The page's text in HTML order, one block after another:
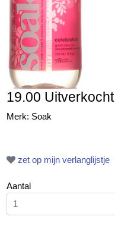
19.00 Uitverkocht
Merk: Soak
zet op mijn verlanglijstje
Aantal